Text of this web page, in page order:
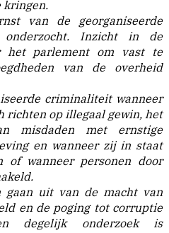
kringen.
van de georganiseerde
Inzicht in de
het parlement om vast te
van de overheid
criminaliteit wanneer
richten op illegaal gewin, het
misdaden met ernstige
en wanneer zij in staat
of wanneer personen door
gaan uit van de macht van
en de poging tot corruptie
degelijk onderzoek is